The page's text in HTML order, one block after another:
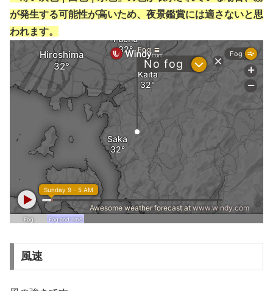
が発生する可能性が高いため、夜景鑑賞には適さないと思
われます。
風速